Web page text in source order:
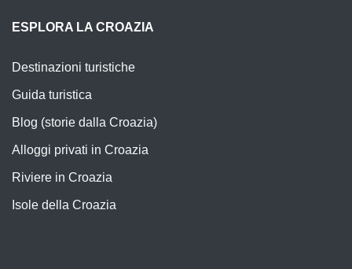
ESPLORA LA CROAZIA
Destinazioni turistiche
Guida turistica
Blog (storie dalla Croazia)
Alloggi privati in Croazia
Riviere in Croazia
Isole della Croazia